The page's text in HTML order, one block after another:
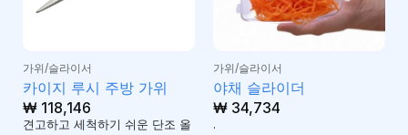
가위/슬라이서
카이지 루시 주방 가위
₩118,146
견고하고 세척하기 쉬운 단조 올
가위/슬라이서
야채 슬라이더
₩34,734
.